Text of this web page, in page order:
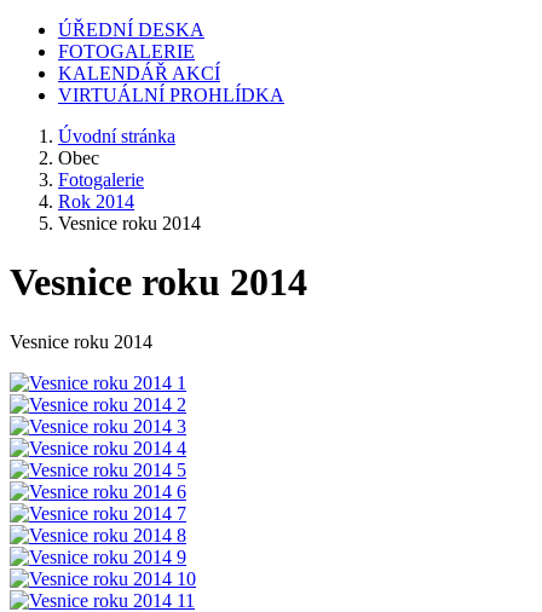
ÚŘEDNÍ DESKA
FOTOGALERIE
KALENDÁŘ AKCÍ
VIRTUÁLNÍ PROHLÍDKA
Úvodní stránka
Obec
Fotogalerie
Rok 2014
Vesnice roku 2014
Vesnice roku 2014
Vesnice roku 2014